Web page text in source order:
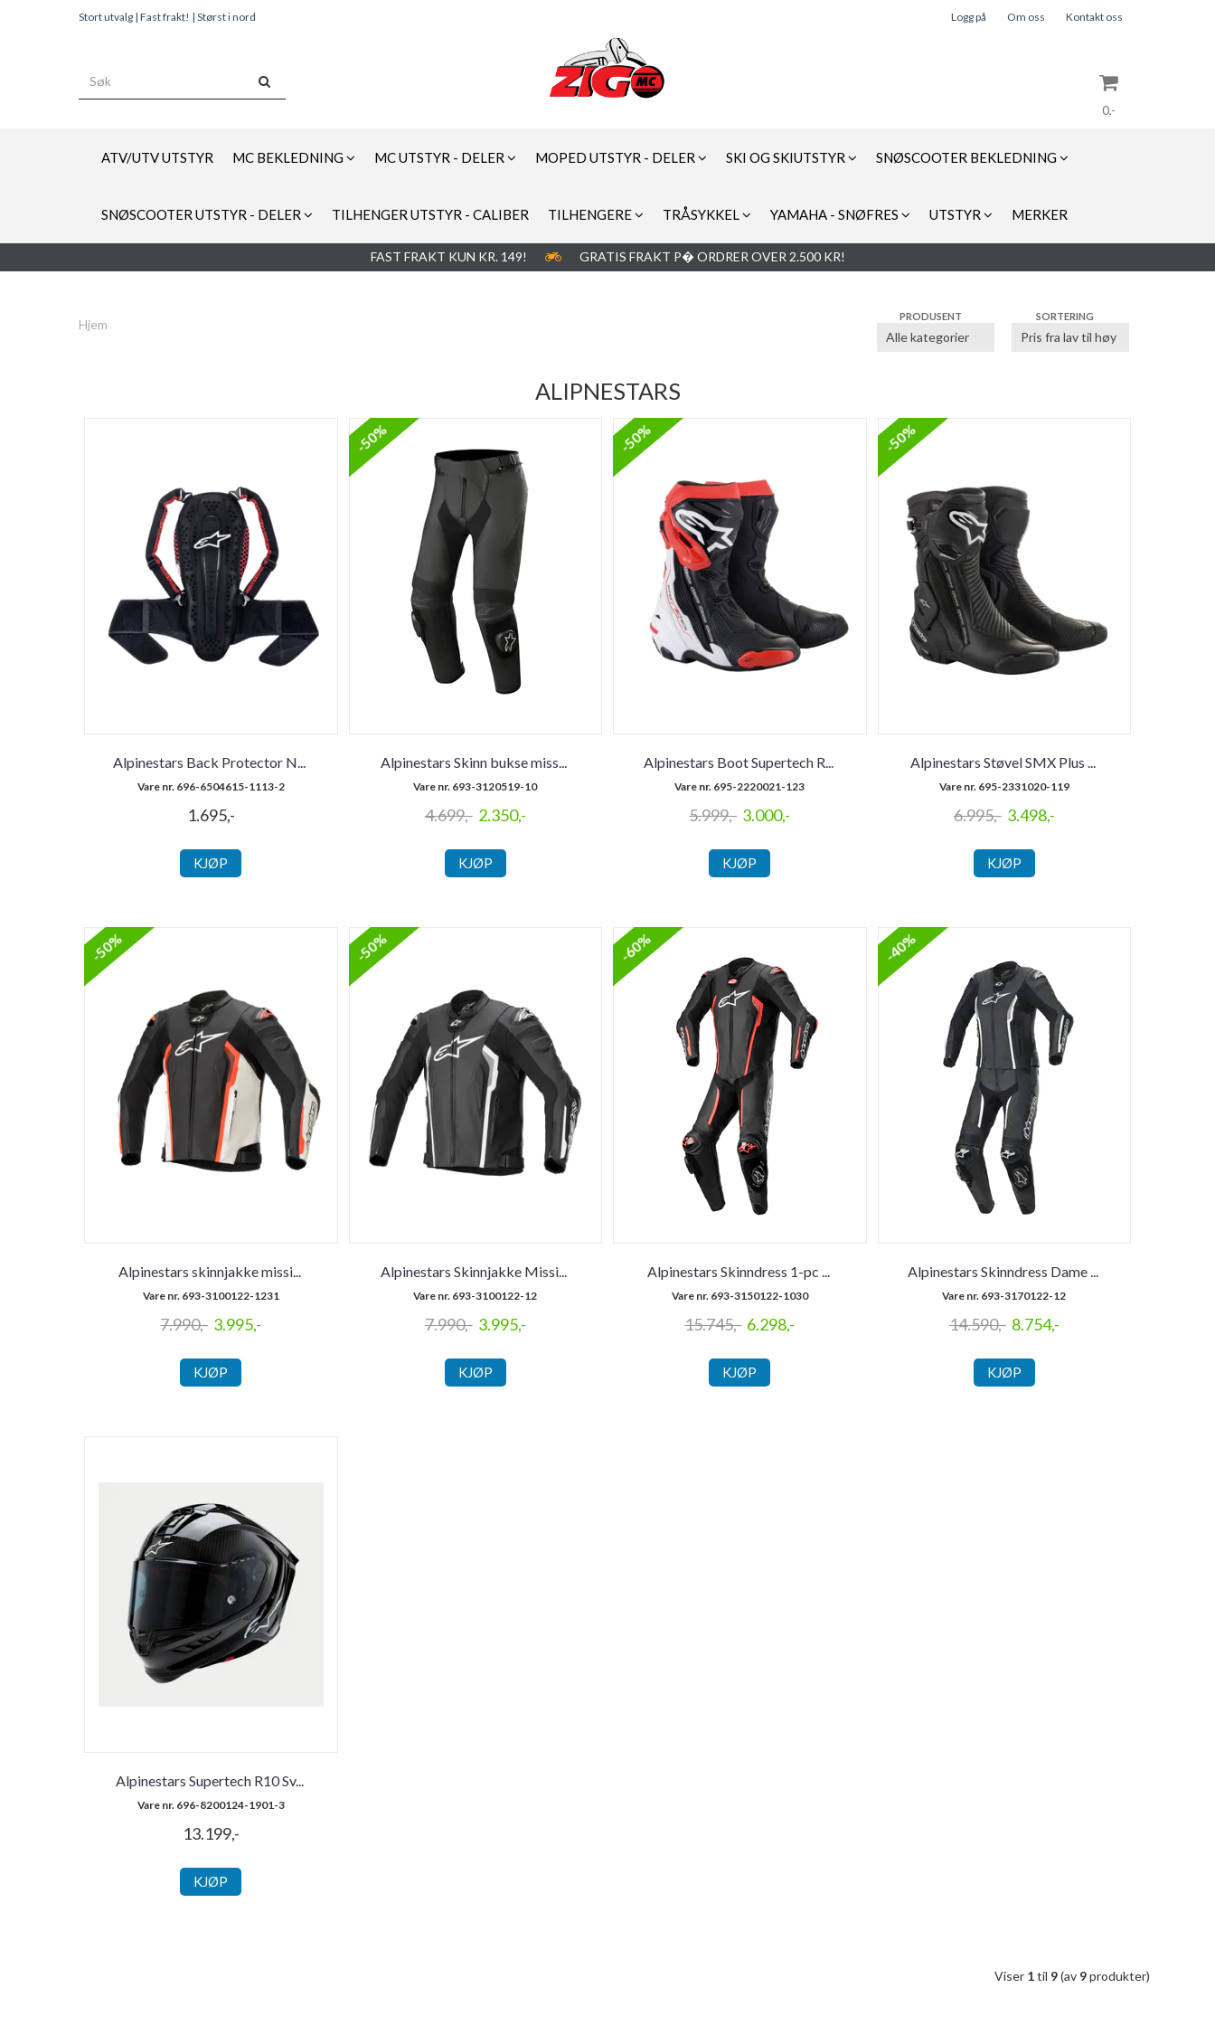
Stort utvalg | Fast frakt! | Størst i nord Logg på Om oss Kontakt oss
0,-
ATV/UTV UTSTYR MC BEKLEDNING MC UTSTYR - DELER MOPED UTSTYR - DELER SKI OG SKIUTSTYR SNØSCOOTER BEKLEDNING
SNØSCOOTER UTSTYR - DELER TILHENGER UTSTYR - CALIBER TILHENGERE TRÅSYKKEL YAMAHA - SNØFRES UTSTYR MERKER
FAST FRAKT KUN KR. 149! GRATIS FRAKT P� ORDRER OVER 2.500 KR!
Hjem
PRODUSENT SORTERING
ALIPNESTARS
Alpinestars Back Protector N...
Vare nr. 696-6504615-1113-2
1.695,-
KJØP
-50%
Alpinestars Skinn bukse miss...
Vare nr. 693-3120519-10
4.699,- 2.350,-
KJØP
-50%
Alpinestars Boot Supertech R...
Vare nr. 695-2220021-123
5.999,- 3.000,-
KJØP
-50%
Alpinestars Støvel SMX Plus ...
Vare nr. 695-2331020-119
6.995,- 3.498,-
KJØP
-50%
Alpinestars skinnjakke missi...
Vare nr. 693-3100122-1231
7.990,- 3.995,-
KJØP
-50%
Alpinestars Skinnjakke Missi...
Vare nr. 693-3100122-12
7.990,- 3.995,-
KJØP
-60%
Alpinestars Skinndress 1-pc ...
Vare nr. 693-3150122-1030
15.745,- 6.298,-
KJØP
-40%
Alpinestars Skinndress Dame...
Vare nr. 693-3170122-12
14.590,- 8.754,-
KJØP
Alpinestars Supertech R10 Sv...
Vare nr. 696-8200124-1901-3
13.199,-
KJØP
Viser 1til 9(av 9produkter)